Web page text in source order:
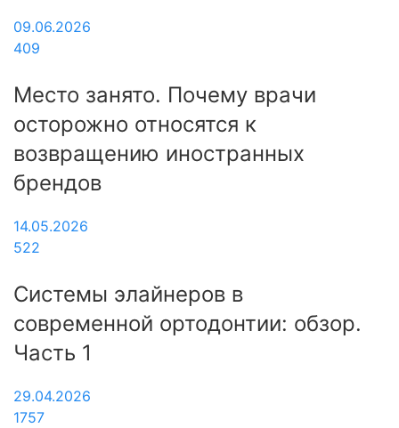
09.06.2026
409
Место занято. Почему врачи
осторожно относятся к
возвращению иностранных
брендов
14.05.2026
522
Системы элайнеров в
современной ортодонтии: обзор.
Часть 1
29.04.2026
1757